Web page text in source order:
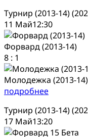
Турнир (2013-14)
11 Май12:30
Форвард (2013-14)
8 : 1
Молодежка (2013-14)
подробнее
Турнир (2013-14)
17 Май13:20